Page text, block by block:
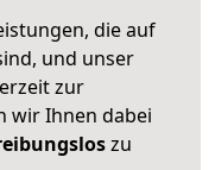
die auf
und unser
zur
wir Ihnen dabei
zu